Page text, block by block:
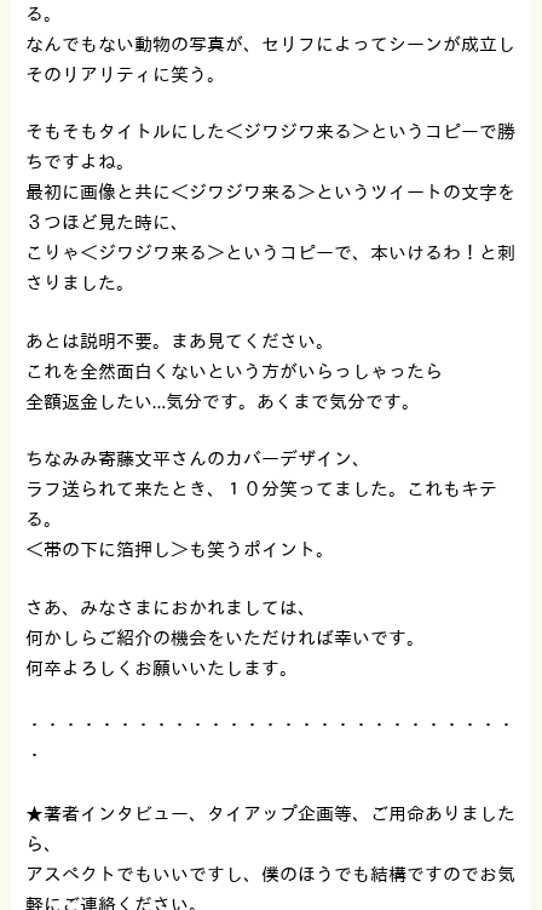
る。
なんでもない動物の写真が、セリフによってシーンが成立し
そのリアリティに笑う。
そもそもタイトルにした＜ジワジワ来る＞というコピーで勝
ちですよね。
最初に画像と共に＜ジワジワ来る＞というツイートの文字を
３つほど見た時に、
こりゃ＜ジワジワ来る＞というコピーで、本いけるわ！と刺
さりました。
あとは説明不要。まあ見てください。
これを全然面白くないという方がいらっしゃったら
全額返金したい…気分です。あくまで気分です。
ちなみみ寄藤文平さんのカバーデザイン、
ラフ送られて来たとき、１０分笑ってました。これもキテ
る。
＜帯の下に箔押し＞も笑うポイント。
さあ、みなさまにおかれましては、
何かしらご紹介の機会をいただければ幸いです。
何卒よろしくお願いいたします。
・・・・・・・・・・・・・・・・・・・・・・・・・・・
・
★著者インタビュー、タイアップ企画等、ご用命ありました
ら、
アスペクトでもいいですし、僕のほうでも結構ですのでお気
軽にご連絡ください。